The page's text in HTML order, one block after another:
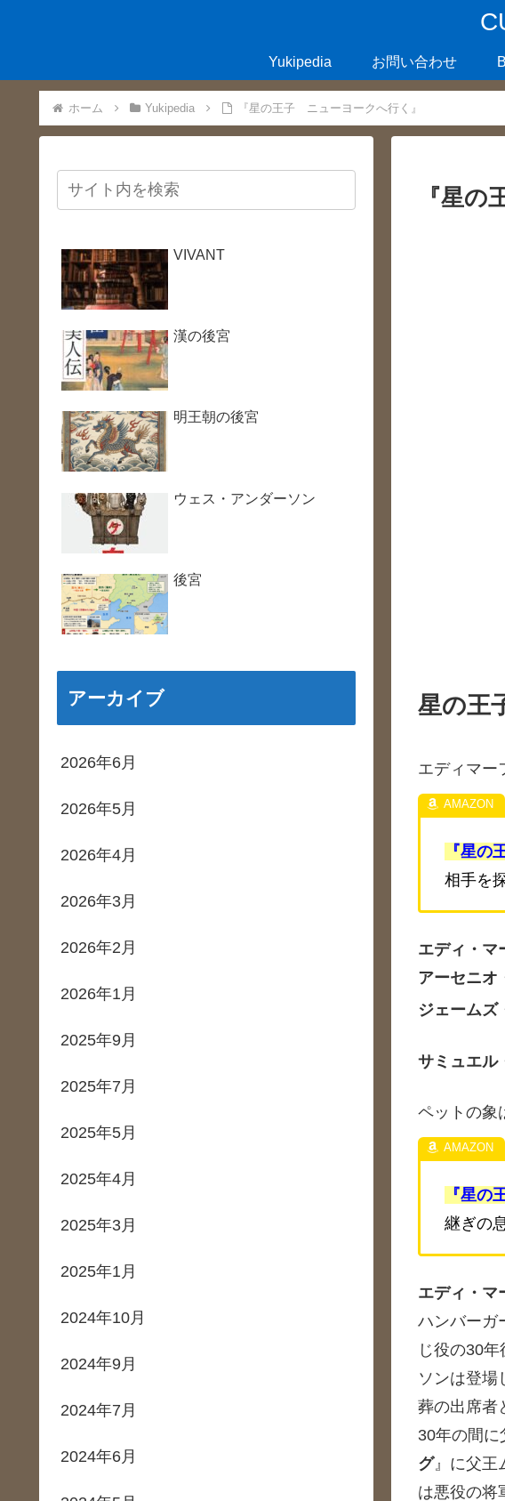
Yukipedia お問い合わせ
ホーム Yukipedia 『星の王子 ニューヨークへ行く』
『星
星の王
エディマー
『星の
相手を
エディ・マ
アーセニオ
ジェームズ
サミュエル
ペットの象
『星の
継ぎの
エディ・マ
ハンバーガ
じ役の30
ソンは登場
葬の出席者
30年の間に
グ』に父王
は悪役の将
VIVANT
漢の後宮
明王朝の後宮
ウェス・アンダーソン
後宮
アーカイブ
2026年6月
2026年5月
2026年4月
2026年3月
2026年2月
2026年1月
2025年9月
2025年7月
2025年5月
2025年4月
2025年3月
2025年1月
2024年10月
2024年9月
2024年7月
2024年6月